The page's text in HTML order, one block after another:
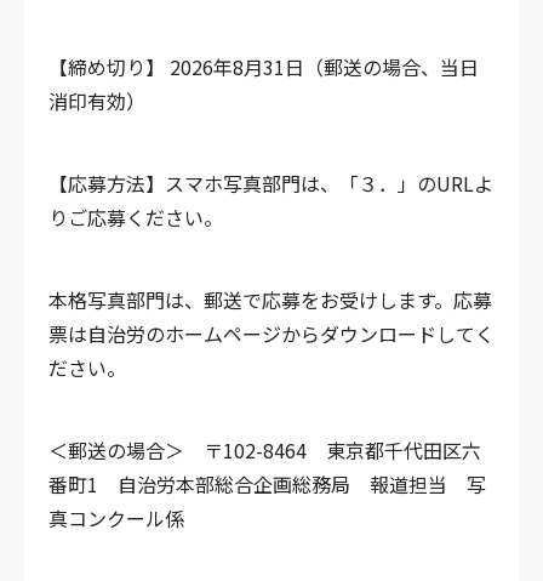
【締め切り】
2026年8月31日（郵送の場合、当日
消印有効）
【応募方法】 スマホ写真部門は、「３．」のURLよ
りご応募ください。
本格写真部門は、郵送で応募をお受けします。応募
票は自治労のホームページからダウンロードしてく
ださい。
＜郵送の場合＞
〒102-8464 東京都千代田区六
番町1 自治労本部総合企画総務局 報道担当 写
真コンクール係